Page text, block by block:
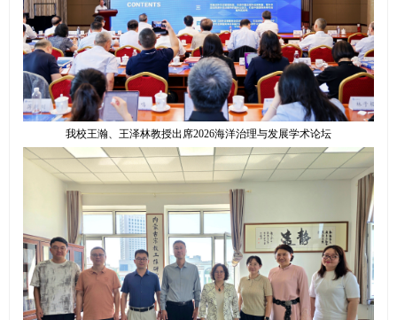
我校王瀚、王泽林教授出席2026海洋治理与发展学术论坛